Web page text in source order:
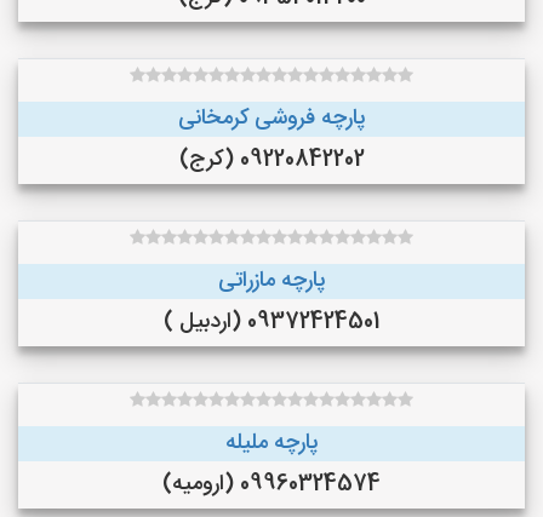
پارچه فروشی کرمخانی
09220842202 (کرج)
پارچه مازراتی
09372424501 (اردبیل )
پارچه ملیله
09960324574 (ارومیه)